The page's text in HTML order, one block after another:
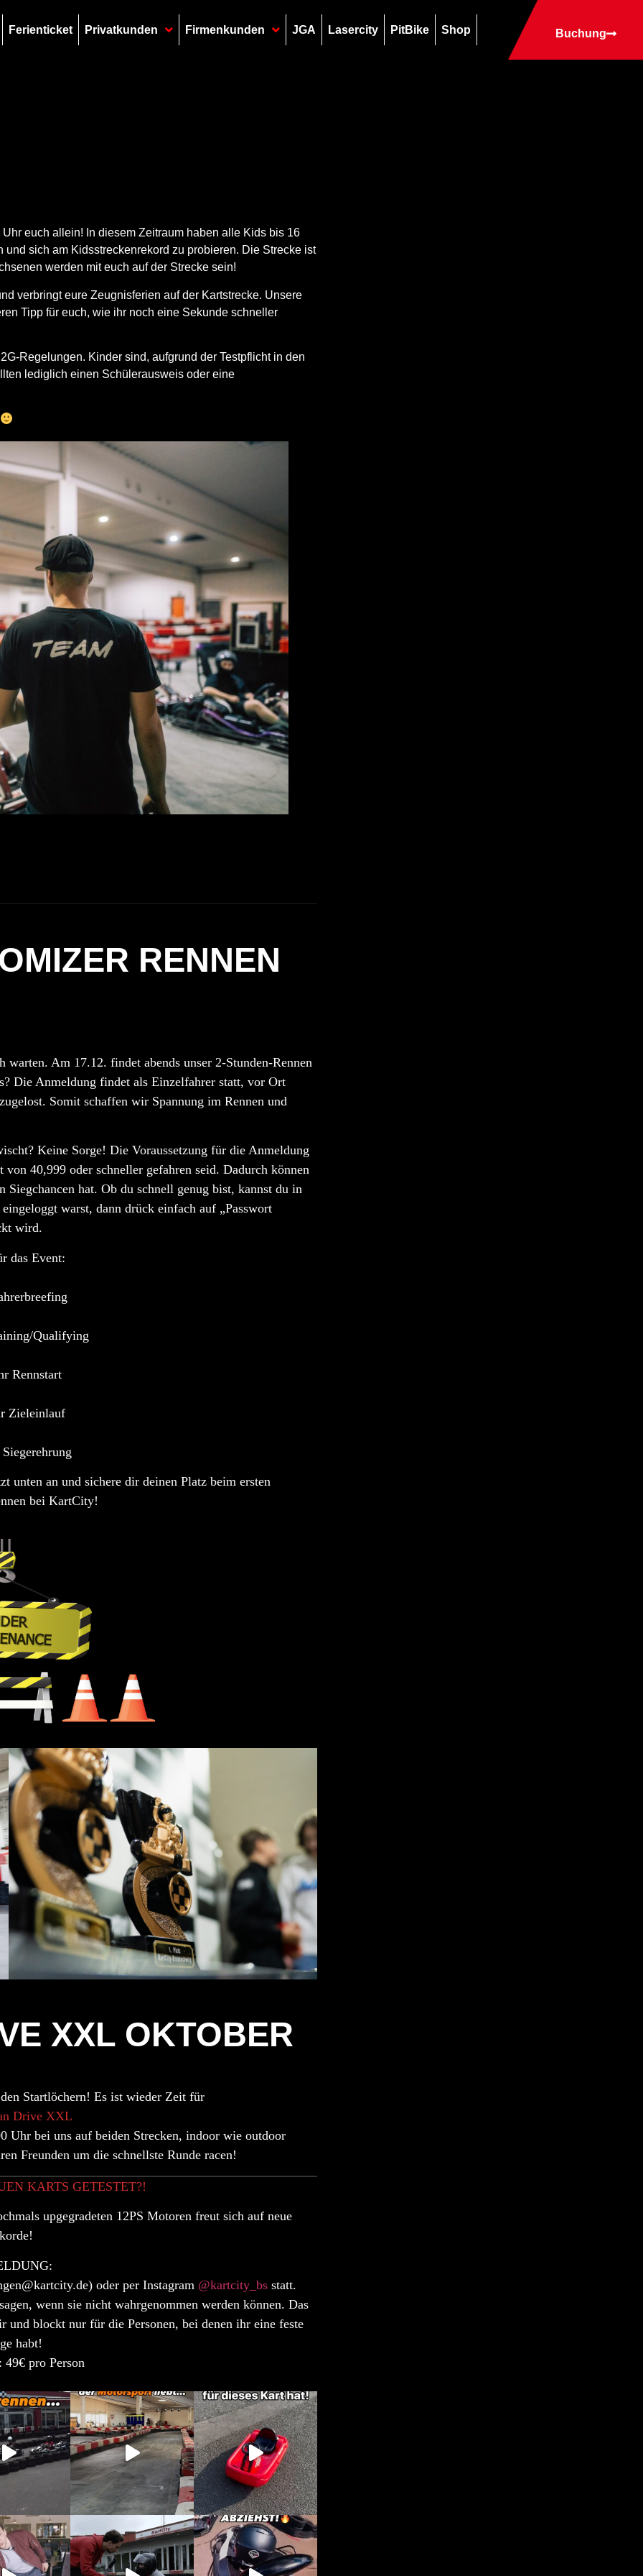
Ferienticket Privatkunden Firmenkunden JGA Lasercity PitBike Shop Buchung
Uhr euch allein! In diesem Zeitraum haben alle Kids bis 16
sich am Kidsstreckenrekord zu probieren. Die Strecke ist
werden mit euch auf der Strecke sein!
verbringt eure Zeugnisferien auf der Kartstrecke. Unsere
Tipp für euch, wie ihr noch eine Sekunde schneller
2G-Regelungen. Kinder sind, aufgrund der Testpflicht in den
lediglich einen Schülerausweis oder eine
RENNEN
warten. Am 17.12. findet abends unser 2-Stunden-Rennen
Die Anmeldung findet als Einzelfahrer statt, vor Ort
Somit schaffen wir Spannung im Rennen und
Keine Sorge! Die Voraussetzung für die Anmeldung
von 40,999 oder schneller gefahren seid. Dadurch können
hat. Ob du schnell genug bist, kannst du in
warst, dann drück einfach auf „Passwort
wird.
das Event:
Qualifying
Rennstart
Zieleinlauf
unten an und sichere dir deinen Platz beim ersten
bei KartCity!
XXL OKTOBER
Startlöchern! Es ist wieder Zeit für
Drive XXL
Uhr bei uns auf beiden Strecken, indoor wie outdoor
Freunden um die schnellste Runde racen!
KARTS GETESTET?!
upgegradeten 12PS Motoren freut sich auf neue
oder per Instagram @kartcity_bs statt.
wenn sie nicht wahrgenommen werden können. Das
blockt nur für die Personen, bei denen ihr eine feste
habt!
49€ pro Person